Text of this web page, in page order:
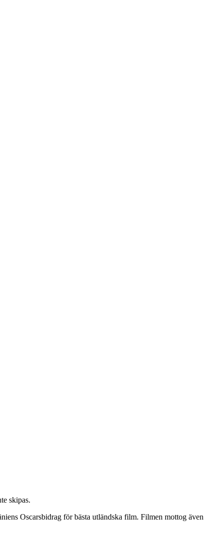
skipas.
Oscarsbidrag för bästa utländska film. Filmen mottog även